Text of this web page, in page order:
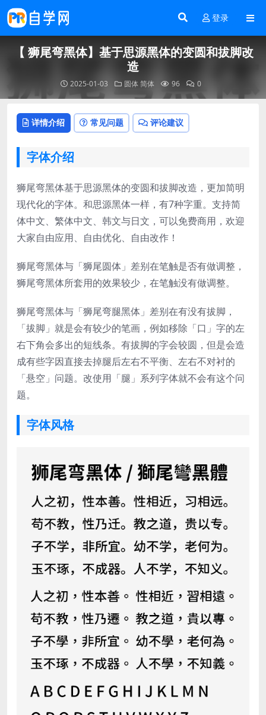
登录
【 狮尾弯黑体】基于思源黑体的变圆和拔脚改
造
2025-01-03 圆体 简体 96 0
详情介绍 常见问题 评论建议
字体介绍
狮尾弯黑体基于思源黑体的变圆和拔脚改造，更加简明
现代化的字体。和思源黑体一样，有7种字重。支持简
体中文、繁体中文、韩文与日文，可以免费商用，欢迎
大家自由应用、自由优化、自由改作！
狮尾弯黑体与「狮尾圆体」差别在笔触是否有做调整，
狮尾弯黑体所套用的效果较少，在笔触没有做调整。
狮尾弯黑体与「狮尾弯腿黑体」差别在有没有拔脚，
「拔脚」就是会有较少的笔画，例如移除「口」字的左
右下角会多出的短线条。有拔脚的字会较圆，但是会造
成有些字因直接去掉腿后左右不平衡、左右不对衬的
「悬空」问题。改使用「腿」系列字体就不会有这个问
题。
字体风格